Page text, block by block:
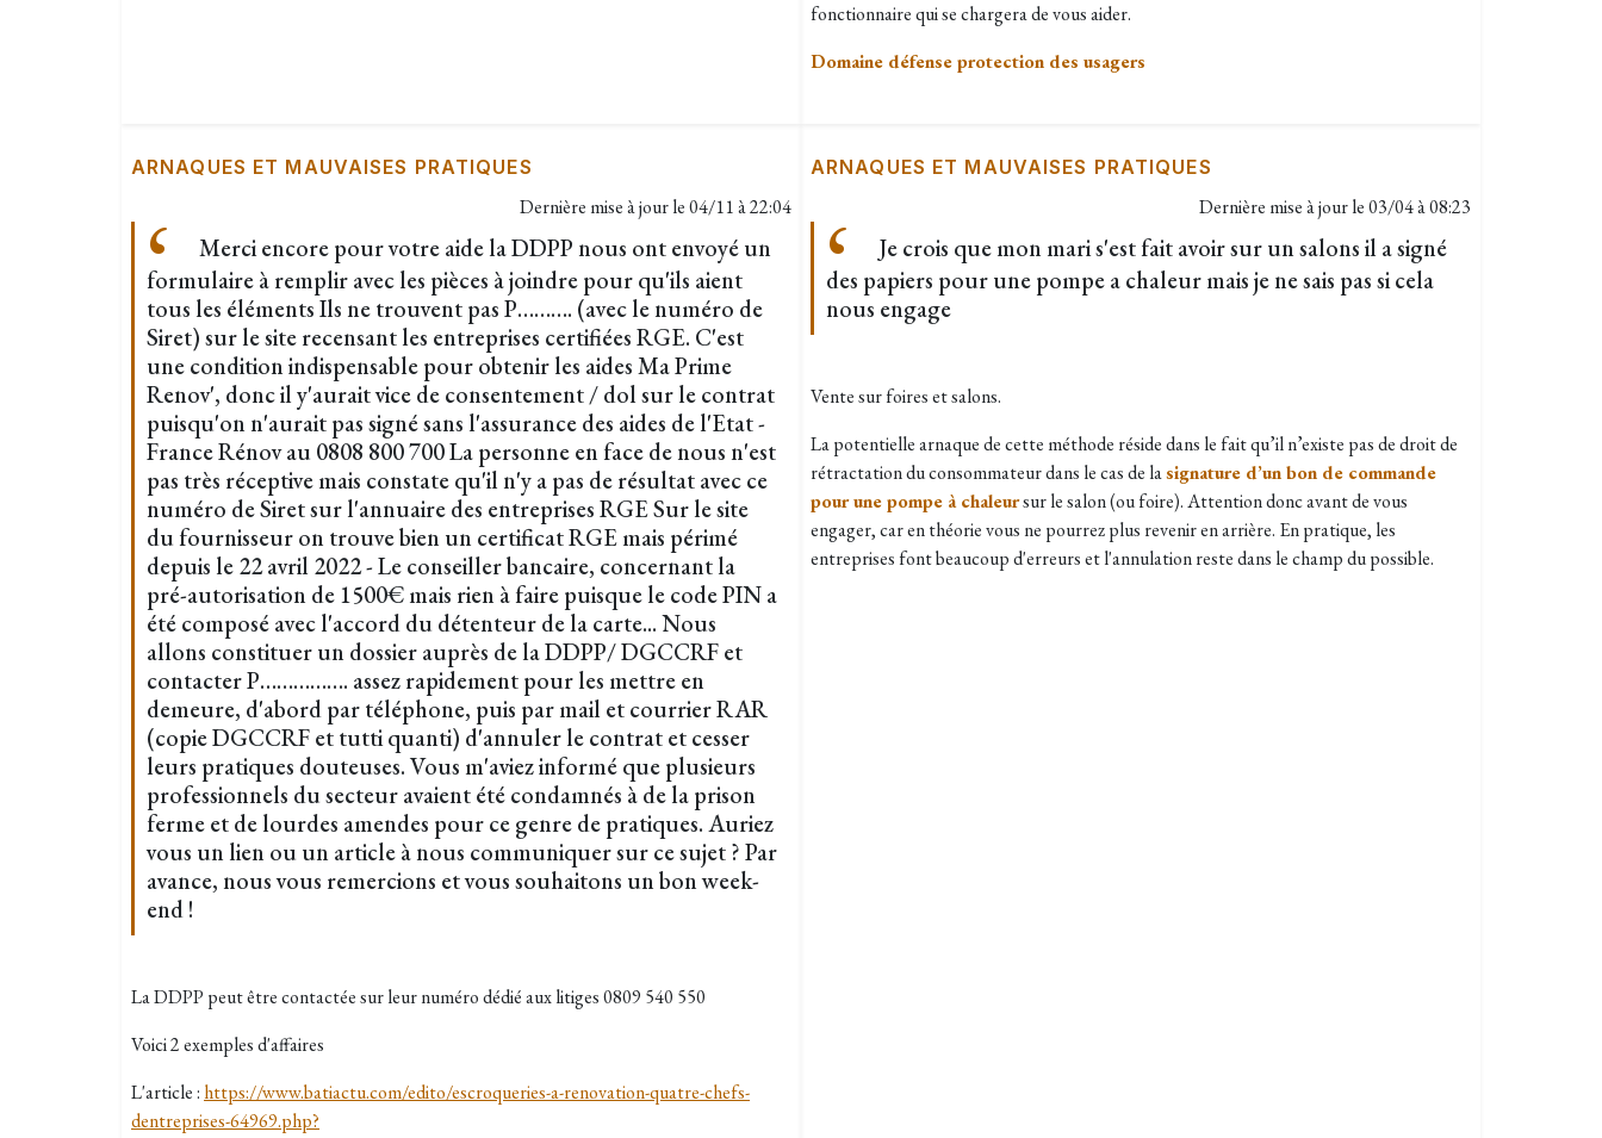
fonctionnaire qui se chargera de vous aider.
Domaine défense protection des usagers
ARNAQUES ET MAUVAISES PRATIQUES
Dernière mise à jour le04/11 à 22:04
Merci encore pour votre aide la DDPP nous ont envoyé un
formulaire à remplir avec les pièces à joindre pour qu'ils aient
tous les éléments Ils ne trouvent pas P………. (avec le numéro de
Siret) sur le site recensant les entreprises certifiées RGE. C'est
une condition indispensable pour obtenir les aides Ma Prime
Renov', donc il y'aurait vice de consentement / dol sur le contrat
puisqu'on n'aurait pas signé sans l'assurance des aides de l'Etat -
France Rénov au 0808 800 700 La personne en face de nous n'est
pas très réceptive mais constate qu'il n'y a pas de résultat avec ce
numéro de Siret sur l'annuaire des entreprises RGE Sur le site
du fournisseur on trouve bien un certificat RGE mais périmé
depuis le 22 avril 2022 - Le conseiller bancaire, concernant la
pré-autorisation de 1500€ mais rien à faire puisque le code PIN a
été composé avec l'accord du détenteur de la carte... Nous
allons constituer un dossier auprès de la DDPP/ DGCCRF et
contacter P……………. assez rapidement pour les mettre en
demeure, d'abord par téléphone, puis par mail et courrier RAR
(copie DGCCRF et tutti quanti) d'annuler le contrat et cesser
leurs pratiques douteuses. Vous m'aviez informé que plusieurs
professionnels du secteur avaient été condamnés à de la prison
ferme et de lourdes amendes pour ce genre de pratiques. Auriez
vous un lien ou un article à nous communiquer sur ce sujet ? Par
avance, nous vous remercions et vous souhaitons un bon week-
end !
La DDPP peut être contactée sur leur numéro dédié aux litiges 0809 540 550
Voici 2 exemples d'affaires
L'article : https://www.batiactu.com/edito/escroqueries-a-renovation-quatre-chefs-
dentreprises-64969.php?
ARNAQUES ET MAUVAISES PRATIQUES
Dernière mise à jour le03/04 à 08:23
Je crois que mon mari s'est fait avoir sur un salons il a signé
des papiers pour une pompe a chaleur mais je ne sais pas si cela
nous engage
Vente sur foires et salons.
La potentielle arnaque de cette méthode réside dans le fait qu’il n’existe pas de droit de
rétractation du consommateur dans le cas de lasignature d’un bon de commande
pour une pompe à chaleursur le salon (ou foire). Attention donc avant de vous
engager, car en théorie vous ne pourrez plus revenir en arrière. En pratique, les
entreprises font beaucoup d'erreurs et l'annulation reste dans le champ du possible.